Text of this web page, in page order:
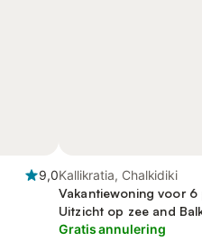
9,0Kallikratia, Chalkidiki
Vakantiewoning voor 6
Uitzicht op zee and
well as Tuin
Gratis annulering